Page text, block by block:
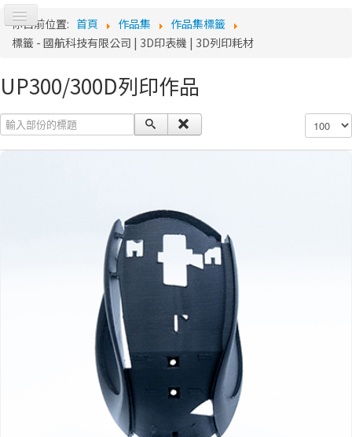
切
換
導
Log
o
你目前位置: 首頁 作品集
作品集標籤
標籤 - 國航科技有限公司 | 3D印表機 | 3D列印耗材
UP300/300D列印作品
輸入部份的標題 顯示數目